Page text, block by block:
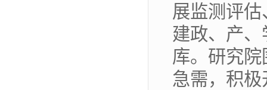
展监测评
建政、产
库。研究
急需，积